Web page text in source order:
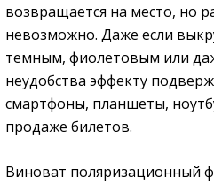
возвращается на место, но
невозможно. Даже если
темным, фиолетовым или
неудобства эффекту
смартфоны, планшеты,
продаже билетов.
Виноват поляризационный